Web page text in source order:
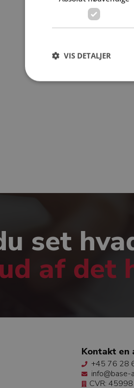
set
af det
Kontakt en
+45 76 28
info@base-
CVR:
VIS DETALJER